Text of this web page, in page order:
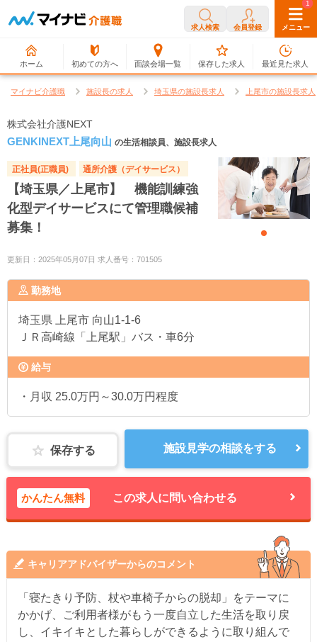
求人検索 会員登録 メニュー
ホーム 初めての方へ 面談会場一覧
0
保存した求人
1
最近見た求人
マイナビ介護職 施設長の求人 埼玉県の施設長求人 上尾市の施設長求人
株式会社介護NEXT
GENKINEXT上尾向山 の生活相談員、施設長求人
正社員(正職員) 通所介護（デイサービス）
【埼玉県／上尾市】 機能訓練強
化型デイサービスにて管理職候補
募集！
更新日：2025年05月07日 求人番号：701505
勤務地
埼玉県 上尾市 向山1-1-6
ＪＲ高崎線「上尾駅」バス・車6分
給与
・月収 25.0万円～30.0万円程度
保存する 施設見学の相談をする
かんたん無料 この求人に問い合わせる
キャリアアドバイザーからのコメント
「寝たきり予防、杖や車椅子からの脱却」をテーマに
かかげ、ご利用者様がもう一度自立した生活を取り戻
し、イキイキとした暮らしができるように取り組んで